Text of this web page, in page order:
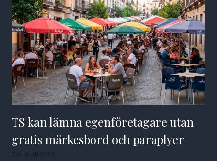
TS kan lämna egenföretagare utan
gratis märkesbord och paraplyer
7 augusti 2026